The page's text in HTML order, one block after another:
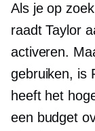
Als je op
raadt Taylor
activeren.
gebruiken, is
heeft het
een budget